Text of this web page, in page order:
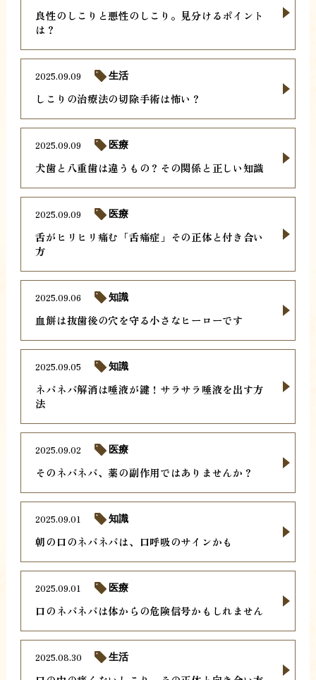
良性のしこりと悪性のしこり。見分けるポイント
は？
しこりの治療法の切除手術は怖い？
2025.09.09 生活
犬歯と八重歯は違うもの？その関係と正しい知識
2025.09.09 医療
舌がヒリヒリ痛む「舌痛症」その正体と付き合い
方
2025.09.09 医療
血餅は抜歯後の穴を守る小さなヒーローです
2025.09.06 知識
ネバネバ解消は唾液が鍵！サラサラ唾液を出す方
法
2025.09.05 知識
そのネバネバ、薬の副作用ではありませんか？
2025.09.02 医療
朝の口のネバネバは、口呼吸のサインかも
2025.09.01 知識
口のネバネバは体からの危険信号かもしれません
2025.09.01 医療
2025.08.30 生活